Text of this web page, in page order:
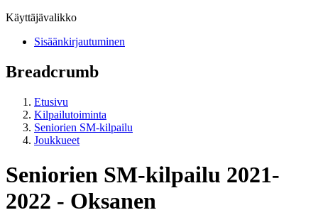
Käyttäjävalikko
Sisäänkirjautuminen
Breadcrumb
Etusivu
Kilpailutoiminta
Seniorien SM-kilpailu
Joukkueet
Seniorien SM-kilpailu 2021-
2022 - Oksanen